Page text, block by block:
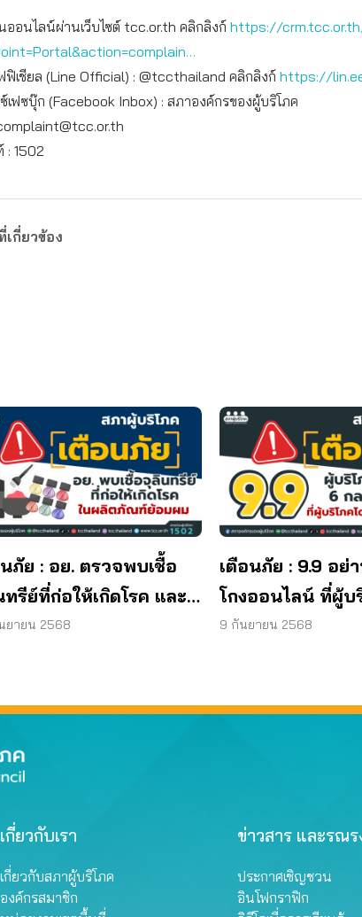
ออนไลน์ผ่านเว็บไซต์ tcc.or.th คลิกลิงก์ https://
ฟิเชียล (Line Official) : @tccthailand คลิกลิงก์ https://
เฟซบุ๊ก (Facebook Inbox) : สภาองค์กรของผู้บริโภค
: 1502
กี่ยวข้อง
ภัย : อย. ตรวจพบเชื้อ
รีย์ที่ก่อให้เกิดโรค และ
คทีเรีย ยีสต์ และรา เกิน
ยายน 2568
เตือนภัย : 9.9 อย่
โกงออนไลน์ ที่ผู้บ
หลอกบ่อยที่สุด
9 กันยายน 2568
เกี่ยวกับเรา
เกี่ยวกับสภาผู้บริโภค
องค์กรสมาชิก
ข่าวสาร และรณร
ประกาศเชิญชวน
อินโฟกราฟิก